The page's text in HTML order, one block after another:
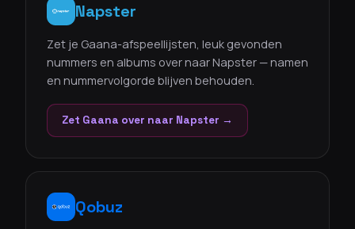
Napster
Zet je Gaana-afspeellijsten, leuk gevonden
nummers en albums over naar Napster — namen
en nummervolgorde blijven behouden.
Zet Gaana over naar Napster →
Qobuz